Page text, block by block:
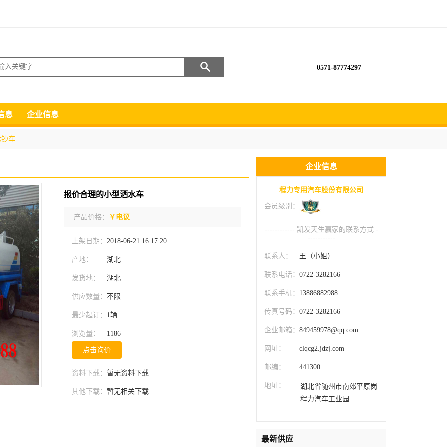
索 0571-87774297
息 企业信息
钞车
报价合理的小型洒水车
产品价格： ￥电议
上架日期： 2018-06-21 16:17:20
产地： 湖北
发货地： 湖北
供应数量： 不限
最少起订： 1辆
浏览量： 1186
点击询价
资料下载： 暂无资料下载
其他下载： 暂无相关下载
企业信息
程力专用汽车股份有限公司
会员级别：
------------ 凯发天生赢家的联系方式 -
-----------
联系人： 王（小姐）
联系电话： 0722-3282166
联系手机： 13886882988
传真号码： 0722-3282166
企业邮箱： 849459978@qq.com
网址： clqcg2.jdzj.com
邮编： 441300
地址：
湖北省随州市南郊平原岗
程力汽车工业园
最新供应